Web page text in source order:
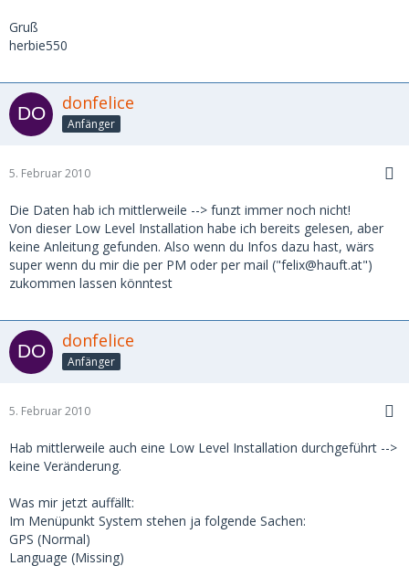
Gruß
herbie550
donfelice
Anfänger
5. Februar 2010
Die Daten hab ich mittlerweile --> funzt immer noch nicht!
Von dieser Low Level Installation habe ich bereits gelesen, aber
keine Anleitung gefunden. Also wenn du Infos dazu hast, wärs
super wenn du mir die per PM oder per mail ("felix@hauft.at")
zukommen lassen könntest
donfelice
Anfänger
5. Februar 2010
Hab mittlerweile auch eine Low Level Installation durchgeführt -->
keine Veränderung.
Was mir jetzt auffällt:
Im Menüpunkt System stehen ja folgende Sachen:
GPS (Normal)
Language (Missing)